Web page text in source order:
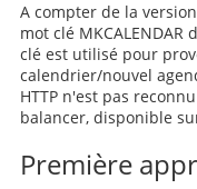
A compter de la
mot clé
clé est utilisé pour
calendrier/nouvel
HTTP n'est pas
balancer, disponible
Première